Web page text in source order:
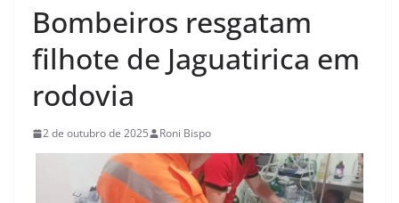
Bombeiros resgatam
filhote de Jaguatirica em
rodovia
2 de outubro de 2025 Roni Bispo